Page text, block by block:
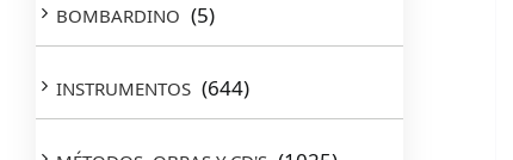
BOMBARDINO (5)
INSTRUMENTOS (644)